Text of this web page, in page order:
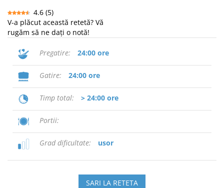
4.6 (5)
V-a plăcut această retetă? Vă
rugăm să ne dați o notă!
Pregatire 24:00 ore
Gatire 24:00 ore
Timp total > 24:00 ore
Portii
Grad dificultate usor
SARI LA RETETA